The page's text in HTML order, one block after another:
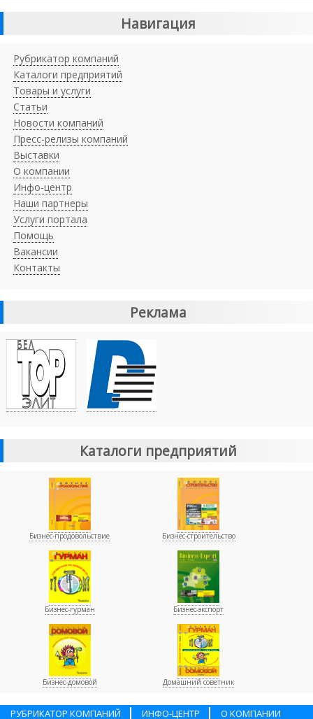
Навигация
Рубрикатор компаний
Каталоги предприятий
Товары и услуги
Статьи
Новости компаний
Пресс-релизы компаний
Выставки
О компании
Инфо-центр
Наши партнеры
Услуги портала
Помощь
Вакансии
Контакты
Реклама
Каталоги предприятий
Бизнес-продовольствие Бизнес-строительство
Бизнес-гурман Бизнес-экспорт
Бизнес-домовой Домашний советник
РУБРИКАТОР КОМПАНИЙ ИНФО-ЦЕНТР О КОМПАНИИ